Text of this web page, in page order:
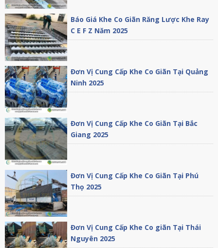
Báo Giá Khe Co Giãn Răng Lược Khe Ray
C E F Z Năm 2025
Đơn Vị Cung Cấp Khe Co Giãn Tại Quảng
Ninh 2025
Đơn Vị Cung Cấp Khe Co Giãn Tại Bắc
Giang 2025
Đơn Vị Cung Cấp Khe Co Giãn Tại Phú
Thọ 2025
Đơn Vị Cung Cấp Khe Co giãn Tại Thái
Nguyên 2025